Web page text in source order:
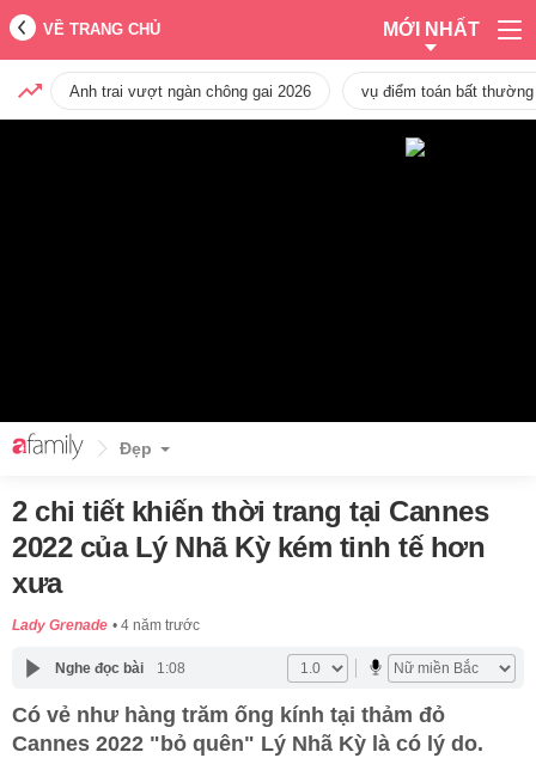
VỀ TRANG CHỦ MỚI NHẤT
Anh trai vượt ngàn chông gai 2026 vụ điểm toán bất
Đẹp
2 chi tiết khiến thời trang tại Cannes
2022 của Lý Nhã Kỳ kém tinh tế hơn
xưa
Lady Grenade 4 năm trước
Nghe đọc bài 1:08
Có vẻ như hàng trăm ống kính tại thảm đỏ
Cannes 2022 "bỏ quên" Lý Nhã Kỳ là có lý do.